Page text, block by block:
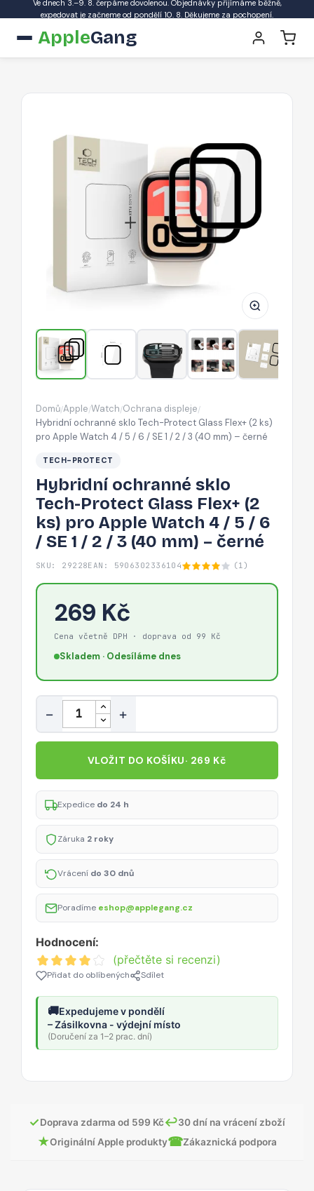
Ve dnech 3.–9. 8. čerpáme dovolenou. Objednávky přijímáme běžně,
expedovat je začneme od pondělí 10. 8. Děkujeme za pochopení.
AppleGang
Hybridní
ochranné
sklo
Protect
Flex+
(2
ks)
pro
Watch
4
/
6
/
SE
mm)
–
černé
Domů/Apple/Watch/Ochrana displeje/
Hybridní ochranné sklo Tech-Protect Glass Flex+ (2 ks)
pro Apple Watch 4 / 5 / 6 / SE 1 / 2 / 3 (40 mm) – černé
TECH-PROTECT
Hybridní ochranné sklo
Tech-Protect Glass Flex+ (2
ks) pro Apple Watch 4 / 5 / 6
/ SE 1 / 2 / 3 (40 mm) – černé
SKU: 29228EAN: 5906302336104 (1)
269 Kč
Cena včetně DPH · doprava od 99 Kč
Skladem · Odesíláme dnes
Množství
− +
VLOŽIT DO KOŠÍKU· 269 Kč
Expedice do 24 h
Záruka 2 roky
Vrácení do 30 dnů
Poradíme eshop@applegang.cz
Hodnocení:
(přečtěte si recenzi)
Přidat do oblíbených Sdílet
🚚Expedujeme v pondělí
– Zásilkovna - výdejní místo
(Doručení za 1–2 prac. dní)
✓Doprava zdarma od 599 Kč↩30 dní na vrácení zboží
★Originální Apple produkty☎Zákaznická podpora